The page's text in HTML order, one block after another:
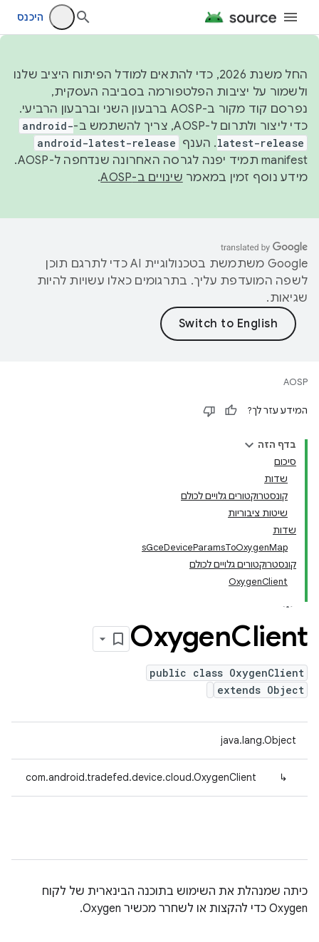
היכנס
החל משנת 2026, כדי להתאים למודל הפיתוח היציב שלנו
ולשמור על יציבות הפלטפורמה בסביבה העסקית,
נפרסם קוד מקור ב-AOSP ברבעון השני וברבעון הרביעי.
כדי ליצור ולתרום ל-AOSP, צריך להשתמש ב-
android-
latest-release. הענף android-latest-release
manifest תמיד יפנה לגרסה האחרונה שנדחפה ל-AOSP.
מידע נוסף זמין במאמר שינויים ב-AOSP .
‫Google משתמשת בטכנולוגיית AI כדי לתרגם תוכן
לשפה המועדפת עליך. בתרגומים כאלו עשויות להיות
שגיאות.
AOSP
המידע עזר לך?
בדף הזה
סיכום
שדות
קונסטרוקטורים גלויים לכולם
שיטות ציבוריות
שדות
sGceDeviceParamsToOxygenMap
קונסטרוקטורים גלויים לכולם
OxygenClient
OxygenClient
public class OxygenClient
extends Object
java.lang.Object
↳
com.android.tradefed.device.cloud.OxygenClient
כיתה שמנהלת את השימוש בתוכנה הבינארית של לקוח
Oxygen כדי להקצות או לשחרר מכשיר Oxygen.